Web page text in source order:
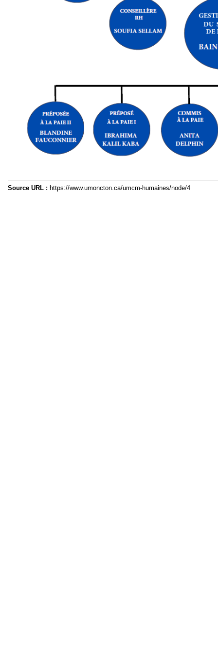
Source URL : https://www.umoncton.ca/umcm-humaines/node/4